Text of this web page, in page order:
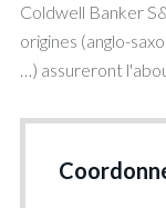
Coldwell Banker
origines (anglo-
…) assureront